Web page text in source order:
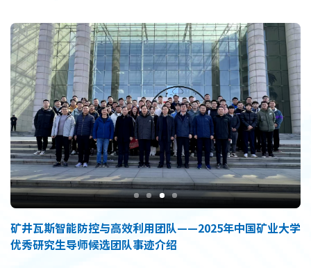
矿井瓦斯智能防控与高效利用团队——2025年中国矿业大学
优秀研究生导师候选团队事迹介绍